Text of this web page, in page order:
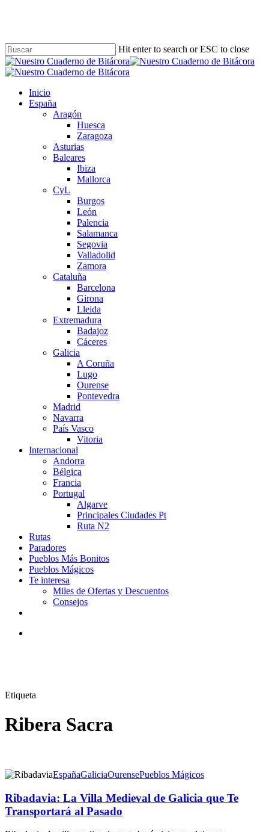
content
Hit enter to search or ESC to close
Close
Search
Buscar
Menu
Inicio
España
Aragón
Huesca
Zaragoza
Asturias
Baleares
Ibiza
Mallorca
CyL
Burgos
León
Palencia
Salamanca
Segovia
Valladolid
Zamora
Cataluña
Barcelona
Girona
Lleida
Extremadura
Badajoz
Cáceres
Galicia
A Coruña
Lugo
Ourense
Pontevedra
Madrid
Navarra
País Vasco
Vitoria
Internacional
Andorra
Bélgica
Francia
Portugal
Algarve
Principales Ciudades Pt
Ruta N2
Rutas
Paradores
Pueblos Más Bonitos
Pueblos Mágicos
Te interesa
Miles de Ofertas y Descuentos
Consejos
Etiqueta
Ribera Sacra
EspañaGaliciaOurensePueblos Mágicos
Ribadavia: La Villa Medieval de Galicia que Te
Transportará al Pasado